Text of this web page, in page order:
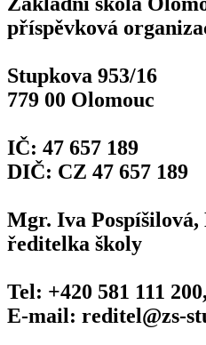
příspěvková
Stupkova 953/16
779 00 Olomouc
IČ: 47 657 189
DIČ: CZ 47 657 189
Mgr. Iva
ředitelka školy
Tel: +420 581 111
E-mail: reditel@zs-